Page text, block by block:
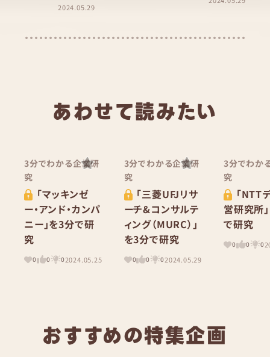
2024.05.29
あわせて読みたい
3分でわかる企業研
究
「マッキンゼ
ー・アンド・カンパ
ニー」を3分で研
究
0 0 02024.05.25
3分でわかる企業研
究
「三菱UFJリサ
ーチ&コンサルテ
ィング（MURC）」
を3分で研究
0 0 02024.05.29
3分でわか
究
「NTT
営研究所
で研究
0 0 0
おすすめの特集企画